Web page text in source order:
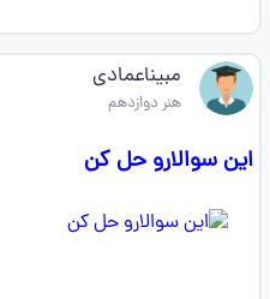
مبیناعمادی
هنر دوازدهم
این سوالارو حل کن